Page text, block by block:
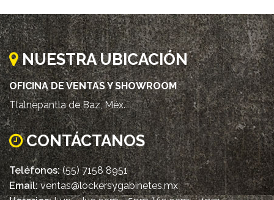
NUESTRA UBICACIÓN
OFICINA DE VENTAS Y SHOWROOM
Tlalnepantla de Baz, Méx.
CONTÁCTANOS
Teléfonos: (55) 7158 8951
Email:ventas@lockersygabinetes.mx